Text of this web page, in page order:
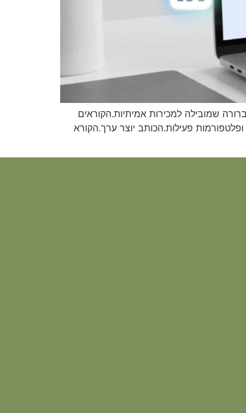
המלא כותבים רבים מחפשים דרך ברורה שמובילה למכירות אמיתיות.הקוראים
פעילות.הכותב יוצר ערך.הקורא